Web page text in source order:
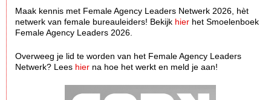
Maak kennis met Female Agency Leaders Netwerk 2026, hèt
netwerk van female bureauleiders! Bekijk hier het Smoelenboek
Female Agency Leaders 2026.
Overweeg je lid te worden van het Female Agency Leaders
Netwerk? Lees hier na hoe het werkt en meld je aan!